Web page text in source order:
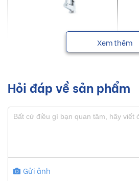
Bảo
hành
Vòi rửa chén Luxta với những
tạo nên một không gian sống
Luxta
Xem thêm
Hỏi đáp về sản phẩm
Gửi ảnh